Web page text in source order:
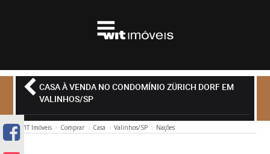
CASA À VENDA NO CONDOMÍNIO ZÜRICH DORF EM
VALINHOS/SP
WIT Imóveis Comprar Casa Valinhos/SP Nações